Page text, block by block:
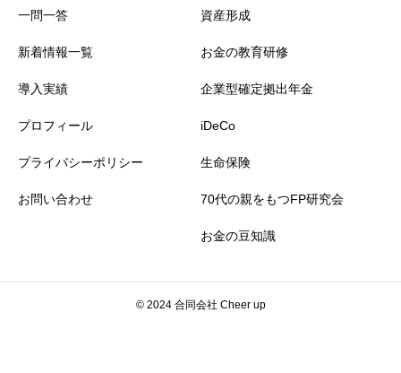
一問一答
新着情報一覧
導入実績
プロフィール
プライバシーポリシー
お問い合わせ
資産形成
お金の教育研修
企業型確定拠出年金
iDeCo
生命保険
70代の親をもつFP研究会
お金の豆知識
© 2024 合同会社 Cheer up